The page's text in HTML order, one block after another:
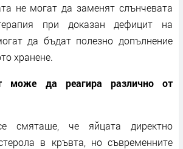
не могат да заменят слънчевата
при доказан дефицит на
да бъдат полезно допълнение
хранене.
може да реагира различно от
смяташе, че яйцата директно
в кръвта, но съвременните